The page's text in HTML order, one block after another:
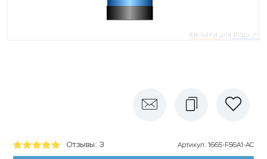
Отзывы: 3 Артикул:1665-F56A1-AC